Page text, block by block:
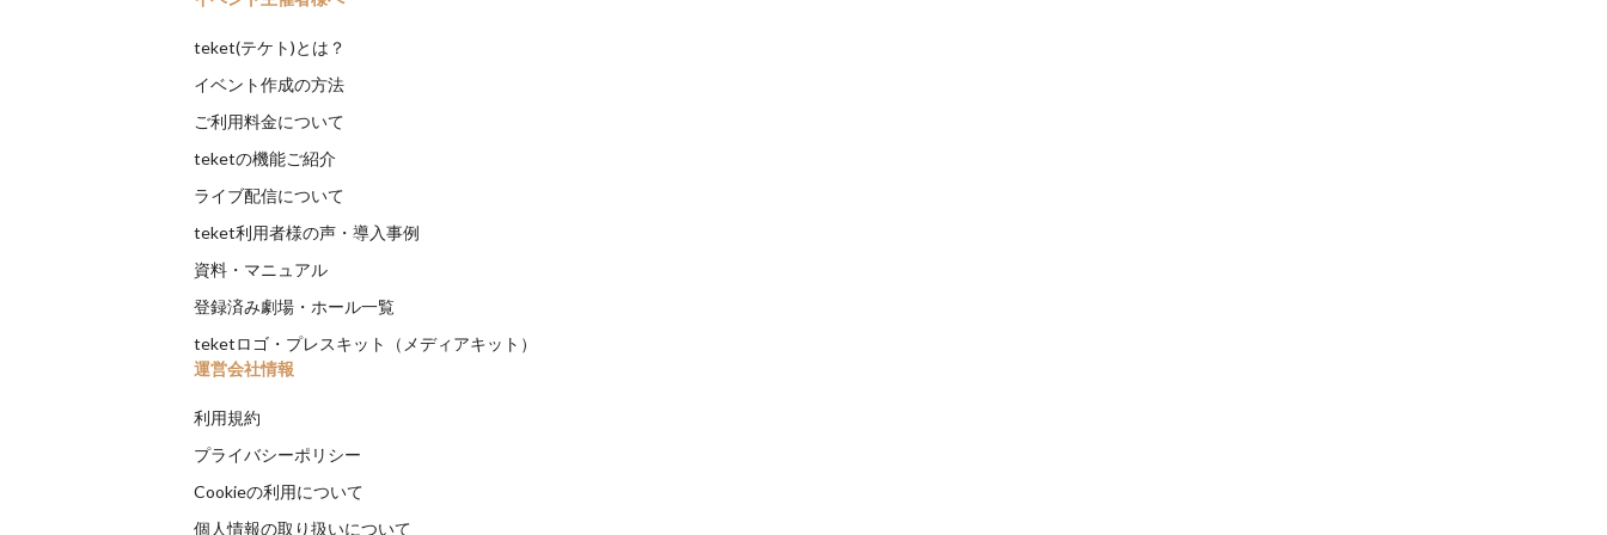
teket(テケト)とは？
イベント作成の方法
ご利用料金について
teketの機能ご紹介
ライブ配信について
teket利用者様の声・導入事例
資料・マニュアル
登録済み劇場・ホール一覧
teketロゴ・プレスキット（メディアキット）
運営会社情報
利用規約
プライバシーポリシー
Cookieの利用について
個人情報の取り扱いについて